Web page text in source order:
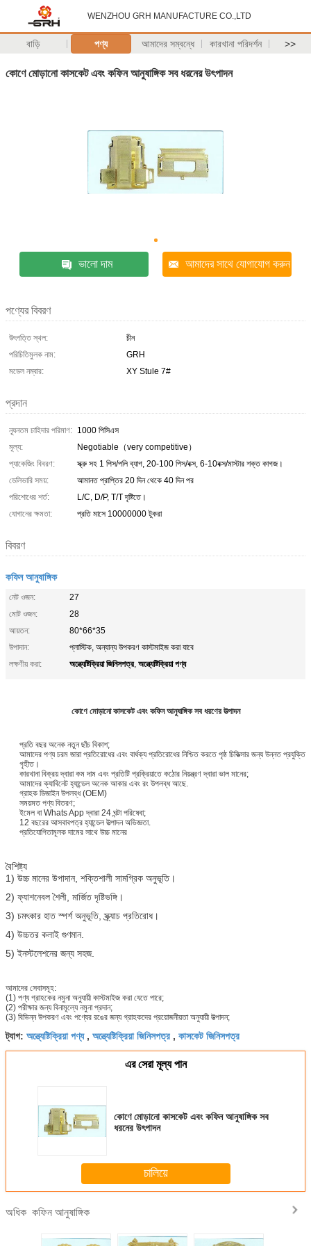
WENZHOU GRH MANUFACTURE CO.,LTD
বাড়ি পণ্য আমাদের সম্বন্ধে কারখানা পরিদর্শন >>
কোণে মোড়ানো কাসকেট এবং কফিন আনুষাঙ্গিক সব ধরনের উৎপাদন
ভালো দাম আমাদের সাথে যোগাযোগ করুন
পণ্যের বিবরণ
উৎপত্তি স্থল:
চীন
পরিচিতিমুলক নাম:
GRH
মডেল নম্বার:
XY Stule 7#
প্রদান
ন্যূনতম চাহিদার পরিমাণ: 1000 পিসিএস
মূল্য:
Negotiable（very competitive）
প্যাকেজিং বিবরণ:
স্ক্রু সহ 1 পিস/পলি ব্যাগ, 20-100 পিস/বক্স, 6-10বক্স/মাস্টার শক্ত কাগজ।
ডেলিভারি সময়:
আমানত প্রাপ্তির 20 দিন থেকে 40 দিন পর
পরিশোধের শর্ত:
L/C, D/P, T/T দৃষ্টিতে।
যোগানের ক্ষমতা:
প্রতি মাসে 10000000 টুকরা
বিবরণ
কফিন আনুষাঙ্গিক
নেট ওজন:
27
মোট ওজন:
28
আয়তন:
80*66*35
উপাদান:
প্লাস্টিক, অন্যান্য উপকরণ কাস্টমাইজ করা যাবে
লক্ষণীয় করা:
অন্ত্যেষ্টিক্রিয়া জিনিসপত্র, অন্ত্যেষ্টিক্রিয়া পণ্য
কোণে মোড়ানো কাসকেট এবং কফিন আনুষাঙ্গিক সব ধরণের উত্পাদন
প্রতি বছর অনেক নতুন ছাঁচ বিকাশ;
আমাদের পণ্য চরম জারা প্রতিরোধের এবং বার্ধক্য প্রতিরোধের নিশ্চিত করতে পৃষ্ঠ চিকিত্সার জন্য উন্নত প্রযুক্তি
গৃহীত।
কারখানা বিক্রয় দ্বারা কম দাম এবং প্রতিটি প্রক্রিয়াতে কঠোর নিয়ন্ত্রণ দ্বারা ভাল মানের;
আমাদের ক্যাবিনেট হ্যান্ডেল অনেক আকার এবং রং উপলব্ধ আছে.
গ্রাহক ডিজাইন উপলব্ধ (OEM)
সময়মত পণ্য বিতরণ;
ইমেল বা Whats App দ্বারা 24 ঘন্টা পরিষেবা;
12 বছরের আসবাবপত্র হ্যান্ডেল উত্পাদন অভিজ্ঞতা.
প্রতিযোগিতামূলক দামের সাথে উচ্চ মানের
বৈশিষ্ট্য
1) উচ্চ মানের উপাদান, শক্তিশালী সামগ্রিক অনুভূতি।
2) ফ্যাশনেবল শৈলী, মার্জিত দৃষ্টিভঙ্গি।
3) চমৎকার হাত স্পর্শ অনুভূতি, স্ক্র্যাচ প্রতিরোধ।
4) উচ্চতর কলাই গুণমান.
5) ইনস্টলেশনের জন্য সহজ.
আমাদের সেবাসমূহ:
(1) পণ্য গ্রাহকের নমুনা অনুযায়ী কাস্টমাইজ করা যেতে পারে;
(2) পরীক্ষার জন্য বিনামূল্যে নমুনা প্রদান;
(3) বিভিন্ন উপকরণ এবং পণ্যের রঙের জন্য গ্রাহকদের প্রয়োজনীয়তা অনুযায়ী উত্পাদন;
ট্যাগ: অন্ত্যেষ্টিক্রিয়া পণ্য, অন্ত্যেষ্টিক্রিয়া জিনিসপত্র , কাসকেট জিনিসপত্র
এর সেরা মূল্য পান
কোণে মোড়ানো কাসকেট এবং কফিন আনুষাঙ্গিক সব
ধরনের উৎপাদন
চালিয়ে
অধিক কফিন আনুষাঙ্গিক